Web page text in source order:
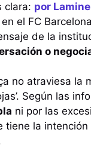
clara: por
el FC
de la
o
no atraviesa la
Según las
ni por las
tiene la